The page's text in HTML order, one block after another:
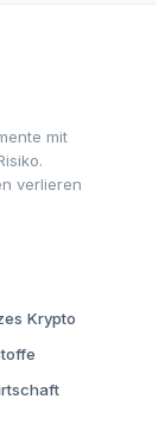
mit
verlieren
Krypto